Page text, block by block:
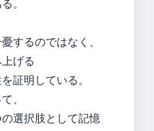
。
するのではなく、
げる
証明している。
、
選択肢として記憶